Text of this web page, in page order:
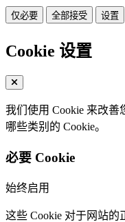
仅必要 全部接受 设置
Cookie 设置
我们使用 Cookie 来改
哪些类别的 Cookie。
必要 Cookie
始终启用
这些 Cookie 对于网站